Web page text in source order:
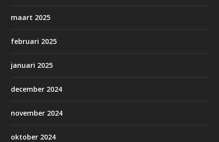
maart 2025
februari 2025
januari 2025
december 2024
november 2024
oktober 2024